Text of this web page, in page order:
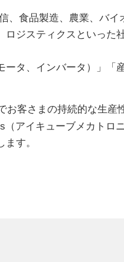
食品製造、農業、バ
ジスティクスといった
タ、インバータ）」「
客さまの持続的な生産
（アイキューブメカトロ
す。